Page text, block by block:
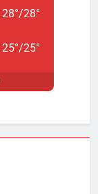
28°/28°
25°/25°